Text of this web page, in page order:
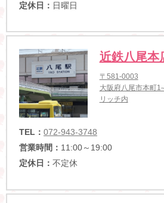
定休日： 日曜日
近鉄八尾本
〒581-0003
大阪府八尾市本町
リッチ内
TEL： 072-943-3748
営業時間： 11:00～19:00
定休日： 不定休